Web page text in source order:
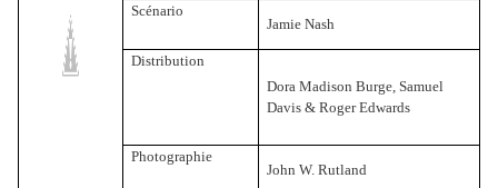
Scénario
Jamie Nash
Distribution
Dora Madison Burge, Samuel
Davis & Roger Edwards
Photographie
John W. Rutland